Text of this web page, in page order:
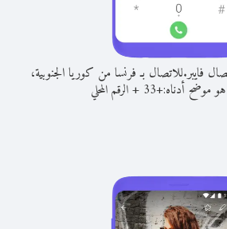
فايبر.للاتصال بـ فرنسا من كوريا الجنوبية،
موضح أدناه:+
33
+الرقم المحلي